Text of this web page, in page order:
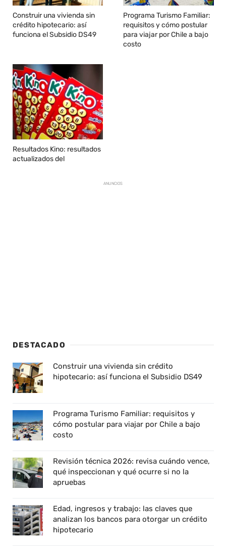
Construir una vivienda sin
crédito hipotecario: así
funciona el Subsidio DS49
Programa Turismo Familiar:
requisitos y cómo postular
para viajar por Chile a bajo
costo
Resultados Kino: resultados
actualizados del
ANUNCIOS
DESTACADO
Construir una vivienda sin crédito
hipotecario: así funciona el Subsidio DS49
Programa Turismo Familiar: requisitos y
cómo postular para viajar por Chile a bajo
costo
Revisión técnica 2026: revisa cuándo vence,
qué inspeccionan y qué ocurre si no la
apruebas
Edad, ingresos y trabajo: las claves que
analizan los bancos para otorgar un crédito
hipotecario